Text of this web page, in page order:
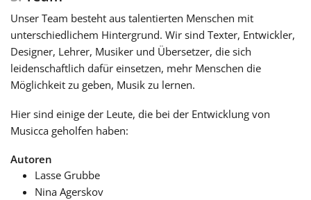
Unser Team besteht aus talentierten Menschen mit
unterschiedlichem Hintergrund. Wir sind Texter, Entwickler,
Designer, Lehrer, Musiker und Übersetzer, die sich
leidenschaftlich dafür einsetzen, mehr Menschen die
Möglichkeit zu geben, Musik zu lernen.
Hier sind einige der Leute, die bei der Entwicklung von
Musicca geholfen haben:
Autoren
Lasse Grubbe
Nina Agerskov